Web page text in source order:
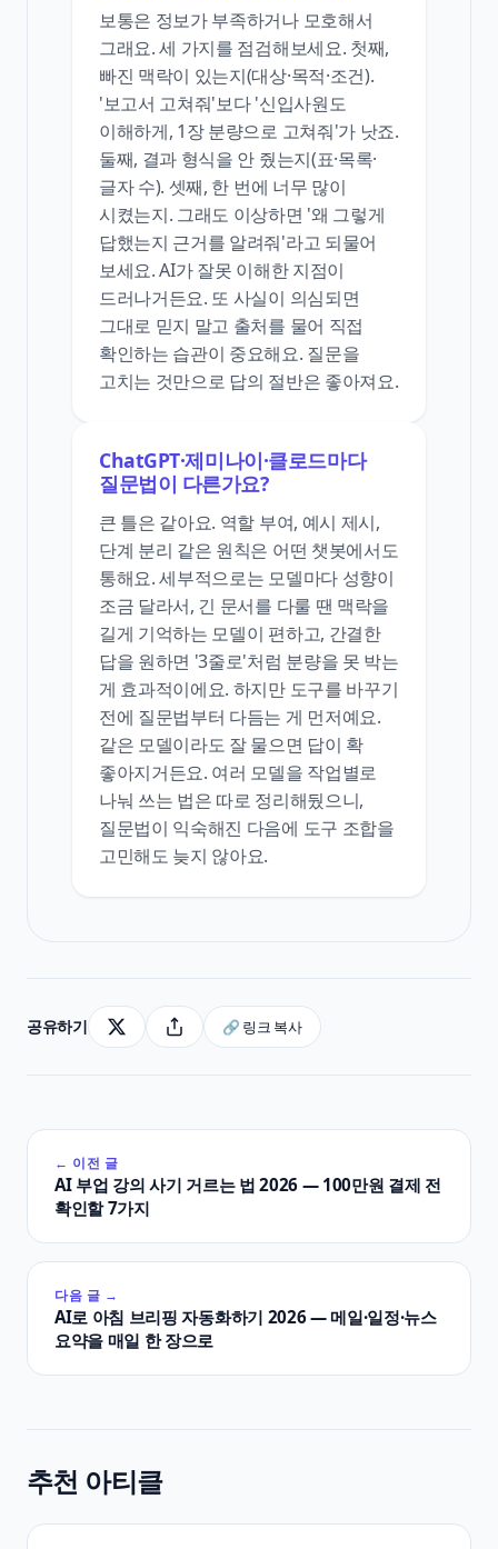
보통은 정보가 부족하거나 모호해서
그래요. 세 가지를 점검해보세요. 첫째,
빠진 맥락이 있는지(대상·목적·조건).
'보고서 고쳐줘'보다 '신입사원도
이해하게, 1장 분량으로 고쳐줘'가 낫죠.
둘째, 결과 형식을 안 줬는지(표·목록·
글자 수). 셋째, 한 번에 너무 많이
시켰는지. 그래도 이상하면 '왜 그렇게
답했는지 근거를 알려줘'라고 되물어
보세요. AI가 잘못 이해한 지점이
드러나거든요. 또 사실이 의심되면
그대로 믿지 말고 출처를 물어 직접
확인하는 습관이 중요해요. 질문을
고치는 것만으로 답의 절반은 좋아져요.
ChatGPT·제미나이·클로드마다
질문법이 다른가요?
큰 틀은 같아요. 역할 부여, 예시 제시,
단계 분리 같은 원칙은 어떤 챗봇에서도
통해요. 세부적으로는 모델마다 성향이
조금 달라서, 긴 문서를 다룰 땐 맥락을
길게 기억하는 모델이 편하고, 간결한
답을 원하면 '3줄로'처럼 분량을 못 박는
게 효과적이에요. 하지만 도구를 바꾸기
전에 질문법부터 다듬는 게 먼저예요.
같은 모델이라도 잘 물으면 답이 확
좋아지거든요. 여러 모델을 작업별로
나눠 쓰는 법은 따로 정리해뒀으니,
질문법이 익숙해진 다음에 도구 조합을
고민해도 늦지 않아요.
공유하기 🔗 링크 복사
← 이전 글
AI 부업 강의 사기 거르는 법 2026 — 100만원 결제 전
확인할 7가지
다음 글 →
AI로 아침 브리핑 자동화하기 2026 — 메일·일정·뉴스
요약을 매일 한 장으로
추천 아티클